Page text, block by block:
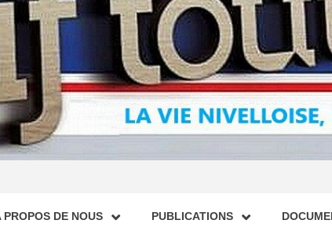
PROPOS DE NOUS PUBLICATIONS